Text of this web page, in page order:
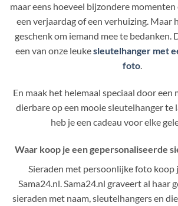
maar eens hoeveel bijzondere
een verjaardag of een verhuizing. Maar
geschenk om iemand mee te bedanken.
een van onze leukesleutelhanger met
foto.
En maak het helemaal speciaal door een
dierbare op een mooie sleutelhanger te
heb je een cadeau voor elke
Waar koop je een gepersonaliseerde
Sieraden met persoonlijke foto
Sama24.nl. Sama24.nl graveert al haar
sieraden met naam, sleutelhangers en